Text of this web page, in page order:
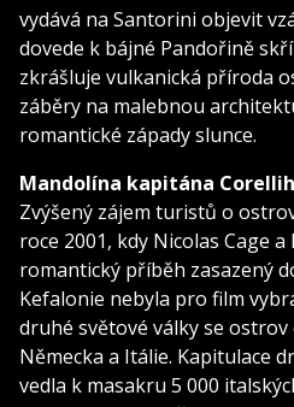
vydává na Santorini objevit
dovede k bájné Pandořině
zkrášluje vulkanická příroda
záběry na malebnou
romantické západy slunce.
Mandolína kapitána
Zvýšený zájem turistů o
roce 2001, kdy Nicolas Cage
romantický příběh zasazený
Kefalonie nebyla pro film
druhé světové války se
Německa a Itálie. Kapitulace
vedla k masakru 5 000